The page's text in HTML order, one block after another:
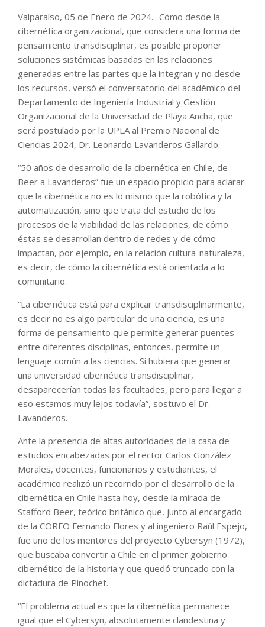
Valparaíso, 05 de Enero de 2024.- Cómo desde la
cibernética organizacional, que considera una forma de
pensamiento transdisciplinar, es posible proponer
soluciones sistémicas basadas en las relaciones
generadas entre las partes que la integran y no desde
los recursos, versó el conversatorio del académico del
Departamento de Ingeniería Industrial y Gestión
Organizacional de la Universidad de Playa Ancha, que
será postulado por la UPLA al Premio Nacional de
Ciencias 2024, Dr. Leonardo Lavanderos Gallardo.
“50 años de desarrollo de la cibernética en Chile, de
Beer a Lavanderos” fue un espacio propicio para aclarar
que la cibernética no es lo mismo que la robótica y la
automatización, sino que trata del estudio de los
procesos de la viabilidad de las relaciones, de cómo
éstas se desarrollan dentro de redes y de cómo
impactan, por ejemplo, en la relación cultura-naturaleza,
es decir, de cómo la cibernética está orientada a lo
comunitario.
“La cibernética está para explicar transdisciplinarmente,
es decir no es algo particular de una ciencia, es una
forma de pensamiento que permite generar puentes
entre diferentes disciplinas, entonces, permite un
lenguaje común a las ciencias. Si hubiera que generar
una universidad cibernética transdisciplinar,
desaparecerían todas las facultades, pero para llegar a
eso estamos muy lejos todavía”, sostuvo el Dr.
Lavanderos.
Ante la presencia de altas autoridades de la casa de
estudios encabezadas por el rector Carlos González
Morales, docentes, funcionarios y estudiantes, el
académico realizó un recorrido por el desarrollo de la
cibernética en Chile hasta hoy, desde la mirada de
Stafford Beer, teórico británico que, junto al encargado
de la CORFO Fernando Flores y al ingeniero Raúl Espejo,
fue uno de los mentores del proyecto Cybersyn (1972),
que buscaba convertir a Chile en el primer gobierno
cibernético de la historia y que quedó truncado con la
dictadura de Pinochet.
“El problema actual es que la cibernética permanece
igual que el Cybersyn, absolutamente clandestina y